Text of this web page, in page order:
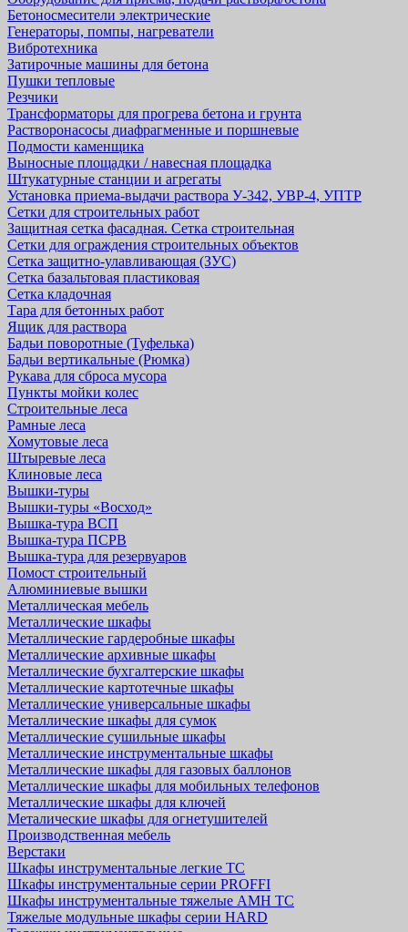
Бетоносмесители электрические
Генераторы, помпы, нагреватели
Вибротехника
Затирочные машины для бетона
Пушки тепловые
Резчики
Трансформаторы для прогрева бетона и грунта
Растворонасосы диафрагменные и поршневые
Подмости каменщика
Выносные площадки / навесная площадка
Штукатурные станции и агрегаты
Установка приема-выдачи раствора У-342, УВР-4, УПТР
Сетки для строительных работ
Защитная cетка фасадная. Сетка строительная
Сетки для ограждения строительных объектов
Сетка защитно-улавливающая (ЗУС)
Сетка базальтовая пластиковая
Сетка кладочная
Тара для бетонных работ
Ящик для раствора
Бадьи поворотные (Туфелька)
Бадьи вертикальные (Рюмка)
Рукава для сброса мусора
Пункты мойки колес
Строительные леса
Рамные леса
Хомутовые леса
Штыревые леса
Клиновые леса
Вышки-туры
Вышки-туры «Восход»
Вышка-тура ВСП
Вышка-тура ПСРВ
Вышка-тура для резервуаров
Помост строительный
Алюминиевые вышки
Металлическая мебель
Металлические шкафы
Металлические гардеробные шкафы
Металлические архивные шкафы
Металлические бухгалтерские шкафы
Металлические картотечные шкафы
Металлические универсальные шкафы
Металлические шкафы для сумок
Металлические сушильные шкафы
Металлические инструментальные шкафы
Металлические шкафы для газовых баллонов
Металлические шкафы для мобильных телефонов
Металлические шкафы для ключей
Металические шкафы для огнетушителей
Производственная мебель
Верстаки
Шкафы инструментальные легкие ТС
Шкафы инструментальные серии PROFFI
Шкафы инструментальные тяжелые AMH TC
Тяжелые модульные шкафы серии HARD